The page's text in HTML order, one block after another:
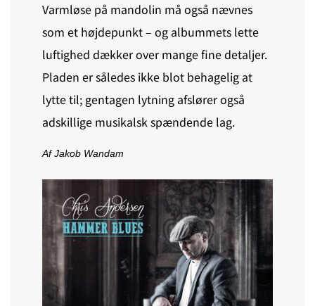
Varmløse på mandolin må også nævnes
som et højdepunkt – og albummets lette
luftighed dækker over mange fine detaljer.
Pladen er således ikke blot behagelig at
lytte til; gentagen lytning afslører også
adskillige musikalsk spændende lag.
Af Jakob Wandam